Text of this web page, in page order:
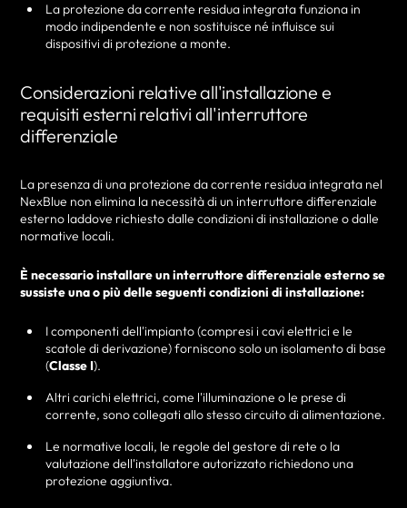
La protezione da corrente residua integrata funziona in
modo indipendente e non sostituisce né influisce sui
dispositivi di protezione a monte.
Considerazioni relative all'installazione e
requisiti esterni relativi all'interruttore
differenziale
La presenza di una protezione da corrente residua integrata nel
NexBlue non elimina la necessità di un interruttore differenziale
esterno laddove richiesto dalle condizioni di installazione o dalle
normative locali.
È necessario installare un interruttore differenziale esterno se
sussiste una o più delle seguenti condizioni di installazione:
I componenti dell'impianto (compresi i cavi elettrici e le
scatole di derivazione) forniscono solo un isolamento di base
(Classe I).
Altri carichi elettrici, come l'illuminazione o le prese di
corrente, sono collegati allo stesso circuito di alimentazione.
Le normative locali, le regole del gestore di rete o la
valutazione dell'installatore autorizzato richiedono una
protezione aggiuntiva.